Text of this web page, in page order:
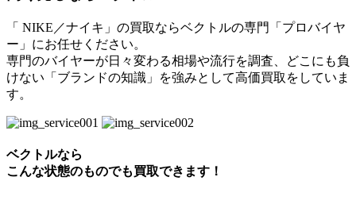
「 NIKE／ナイキ」の買取ならベクトルの専門「プロバイヤ
ー」にお任せください。
専門のバイヤーが日々変わる相場や流行を調査、どこにも負
けない「ブランドの知識」を強みとして高価買取をしていま
す。
ベクトルなら
こんな状態のものでも買取できます！